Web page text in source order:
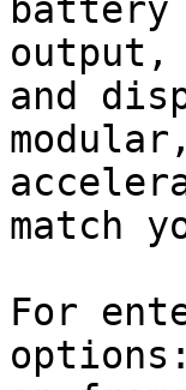
battery
and
match
For